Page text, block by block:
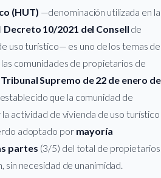
(HUT) —denominación utilizada en la
Decreto 10/2021 del Consell de
uso turístico— es uno de los temas de
comunidades de propietarios de
Tribunal Supremo de 22 de enero de
que la comunidad de
actividad de vivienda de uso turístico
adoptado por mayoría
partes (3/5) del total de propietarios
necesidad de unanimidad.